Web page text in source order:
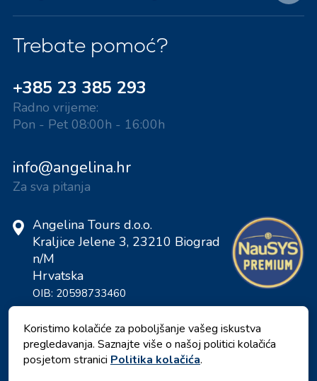
Trebate pomoć?
+385 23 385 293
Radno vrijeme:
Pon - Pet 08:00h - 16:00h
info@angelina.hr
Za sva pitanja
Angelina Tours d.o.o.
Kraljice Jelene 3, 23210 Biograd
n/M
Hrvatska
OIB: 20598733460
ID: HR-AB-23-060130534, MB:
0650676
Koristimo kolačiće za poboljšanje vašeg iskustva
pregledavanja. Saznajte više o našoj politici kolačića
posjetom stranici Politika kolačića.